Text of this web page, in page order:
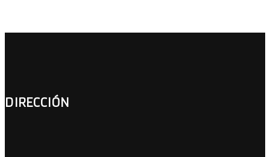
DIRECCIÓN